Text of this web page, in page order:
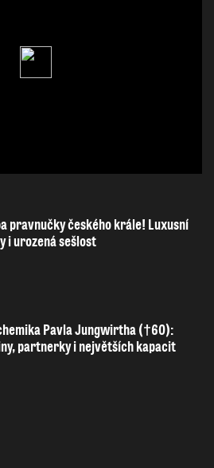
pravnučky českého krále! Luxusní
i urozená sešlost
Pavla Jungwirtha (†60):
partnerky i největších kapacit